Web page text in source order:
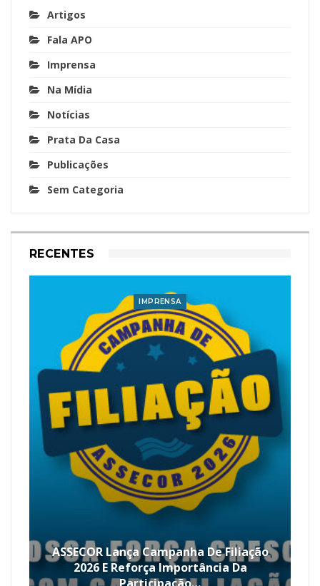
Artigos
Fala APO
Imprensa
Na Mídia
Notícias
Prata Da Casa
Publicações
Sem Categoria
RECENTES
IMPRENSA
ASSECOR Lança Campanha De Filiação
2026 E Reforça Importância Da